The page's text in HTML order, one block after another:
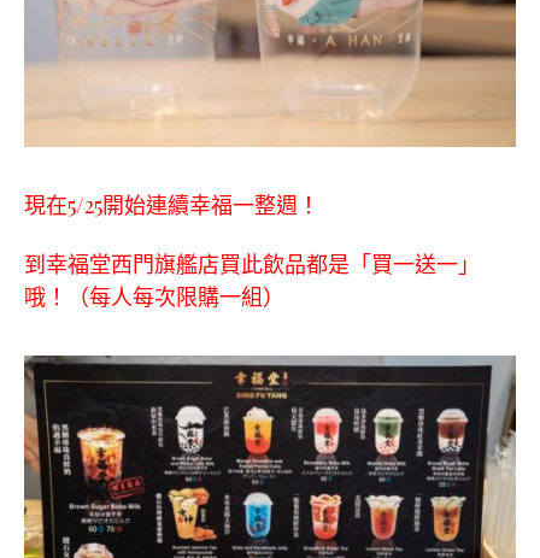
現在5/25開始連續幸福一整週！
到幸福堂西門旗艦店買此飲品都是「買一送一」
哦！（每人每次限購一組）